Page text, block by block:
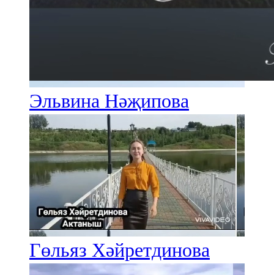
Эльвина Нәҗипова
Гөльяз Хәйретдинова